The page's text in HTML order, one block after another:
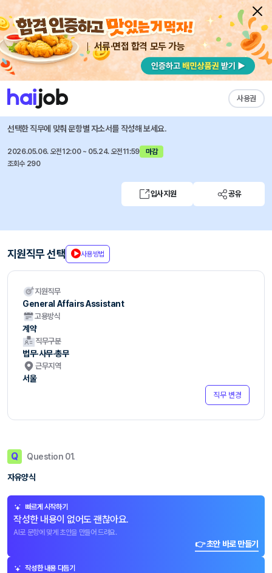
서류·면접 합격 모두 가능
사용권
채용공고 자소서 자유항목 자소서 내 작성목록
비바리퍼블리카(토스)
General Affairs Assistant
선택한 직무에 맞춰 문항별 자소서를 작성해 보세요.
2026.05.06. 오전12:00 ~ 05.24. 오전11:59
마감
조회수 290
입사지원 공유
지원직무 선택 사용방법
지원직무
General Affairs Assistant
고용방식
계약
직무구분
법무·사무·총무
근무지역
서울
직무 변경
Q Question 01.
자유양식
빠르게 시작하기
작성한 내용이 없어도 괜찮아요.
AI로 문항에 맞게 초안을 만들어 드려요.
👉 초안 바로 만들기
작성한 내용 다듬기